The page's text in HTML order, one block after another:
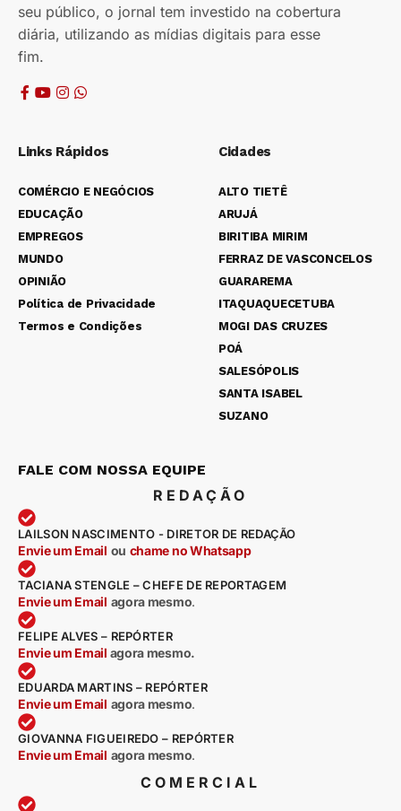
seu público, o jornal tem investido na cobertura
diária, utilizando as mídias digitais para esse
fim.
Links Rápidos
COMÉRCIO E NEGÓCIOS
EDUCAÇÃO
EMPREGOS
MUNDO
OPINIÃO
Política de Privacidade
Termos e Condições
Cidades
ALTO TIETÊ
ARUJÁ
BIRITIBA MIRIM
FERRAZ DE VASCONCELOS
GUARAREMA
ITAQUAQUECETUBA
MOGI DAS CRUZES
POÁ
SALESÓPOLIS
SANTA ISABEL
SUZANO
FALE COM NOSSA EQUIPE
REDAÇÃO
LAILSON NASCIMENTO - DIRETOR DE REDAÇÃO
Envie um Email ou chame no Whatsapp
TACIANA STENGLE – CHEFE DE REPORTAGEM
Envie um Email agora mesmo.
FELIPE ALVES – REPÓRTER
Envie um Email agora mesmo.
EDUARDA MARTINS – REPÓRTER
Envie um Email agora mesmo.
GIOVANNA FIGUEIREDO – REPÓRTER
Envie um Email agora mesmo.
COMERCIAL